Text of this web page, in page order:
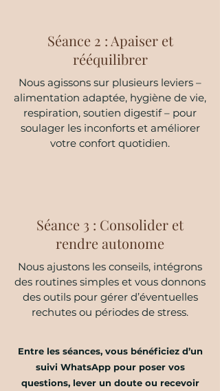
Séance 2 : Apaiser et
rééquilibrer
Nous agissons sur plusieurs leviers –
alimentation adaptée, hygiène de vie,
respiration, soutien digestif – pour
soulager les inconforts et améliorer
votre confort quotidien.
Séance 3 : Consolider et
rendre autonome
Nous ajustons les conseils, intégrons
des routines simples et vous donnons
des outils pour gérer d’éventuelles
rechutes ou périodes de stress.
Entre les séances, vous bénéficiez d’un
suivi WhatsApp pour poser vos
questions, lever un doute ou recevoir